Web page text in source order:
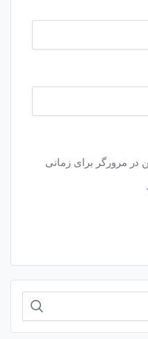
در مرورگر برای زمانی